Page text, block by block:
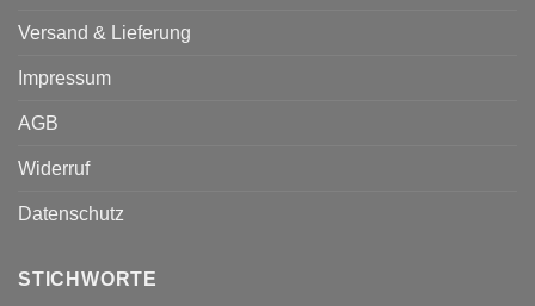
Versand & Lieferung
Impressum
AGB
Widerruf
Datenschutz
STICHWORTE